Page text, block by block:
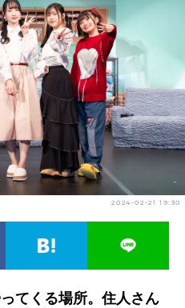
トレンド
声優記事一覧
実写化映画一覧
夏アニメ
2024-02-21 19:30
てくる場所。住人さん